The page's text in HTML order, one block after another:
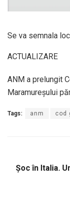
Se va semnala
ACTUALIZARE
ANM a prelungit
Maramureşului
Tags: anm cod
Şoc în Italia.